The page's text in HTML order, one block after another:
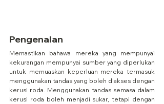
Pengenalan
Memastikan bahawa mereka yang mempunyai
kekurangan mempunyai sumber yang diperlukan
untuk memuaskan keperluan mereka termasuk
menggunakan tandas yang boleh diakses dengan
kerusi roda. Menggunakan tandas semasa dalam
kerusi roda boleh menjadi sukar, tetapi dengan